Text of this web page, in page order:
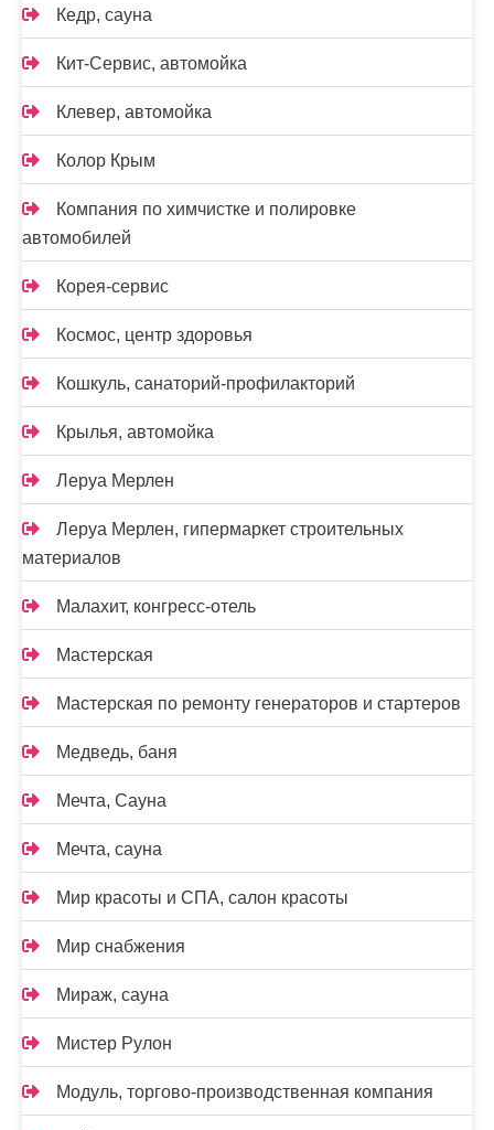
Кедр, сауна
Кит-Сервис, автомойка
Клевер, автомойка
Колор Крым
Компания по химчистке и полировке
автомобилей
Корея-сервис
Космос, центр здоровья
Кошкуль, санаторий-профилакторий
Крылья, автомойка
Леруа Мерлен
Леруа Мерлен, гипермаркет строительных
материалов
Малахит, конгресс-отель
Мастерская
Мастерская по ремонту генераторов и стартеров
Медведь, баня
Мечта, Сауна
Мечта, сауна
Мир красоты и СПА, салон красоты
Мир снабжения
Мираж, сауна
Мистер Рулон
Модуль, торгово-производственная компания